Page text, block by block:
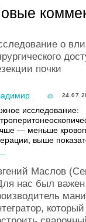
о
почки
исследование:
— меньше
выше
Маслов
нас был важен